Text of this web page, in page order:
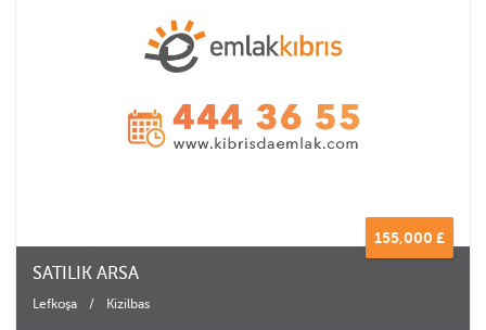
155,000 £
SATILIK ARSA
Lefkoşa / Kizilbas